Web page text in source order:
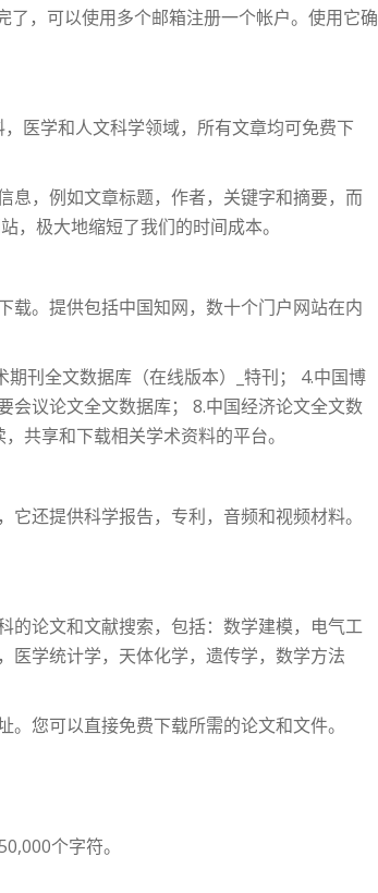
，可以使用多个邮箱注册一个帐户。使用它确
医学和人文科学领域，所有文章均可免费下
息，例如文章标题，作者，关键字和摘要，而
极大地缩短了我们的时间成本。
载。提供包括中国知网，数十个门户网站在内
刊全文数据库（在线版本）_特刊； 4.中国博
会议论文全文数据库； 8.中国经济论文全文数
共享和下载相关学术资料的平台。
还提供科学报告，专利，音频和视频材料。
的论文和文献搜索，包括：数学建模，电气工
医学统计学，天体化学，遗传学，数学方法
您可以直接免费下载所需的论文和文件。
个字符。